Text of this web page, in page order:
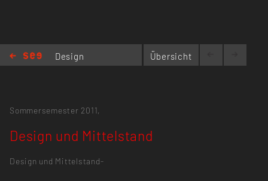
Design
Übersicht
Sommersemester 2011,
Design und Mittelstand
Design und Mittelstand-